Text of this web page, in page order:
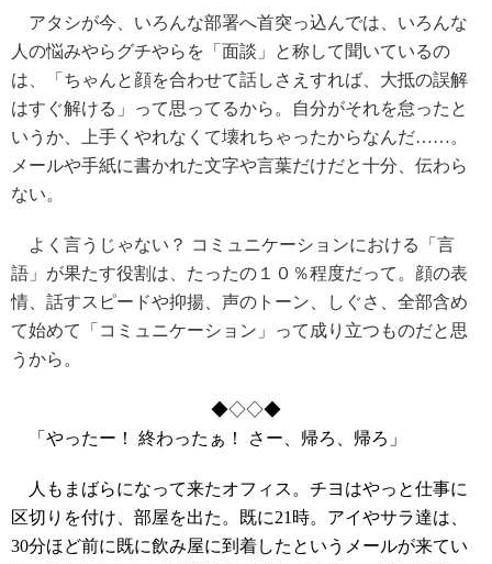
アタシが今、いろんな部署へ首突っ込んでは、いろんな
人の悩みやらグチやらを「面談」と称して聞いているの
は、「ちゃんと顔を合わせて話しさえすれば、大抵の誤解
はすぐ解ける」って思ってるから。自分がそれを怠ったと
いうか、上手くやれなくて壊れちゃったからなんだ……。
メールや手紙に書かれた文字や言葉だけだと十分、伝わら
ない。
よく言うじゃない？ コミュニケーションにおける「言
語」が果たす役割は、たったの１０％程度だって。顔の表
情、話すスピードや抑揚、声のトーン、しぐさ、全部含め
て始めて「コミュニケーション」って成り立つものだと思
うから。
◆◇◇◆
「やったー！ 終わったぁ！ さー、帰ろ、帰ろ」
人もまばらになって来たオフィス。チヨはやっと仕事に
区切りを付け、部屋を出た。既に21時。アイやサラ達は、
30分ほど前に既に飲み屋に到着したというメールが来てい